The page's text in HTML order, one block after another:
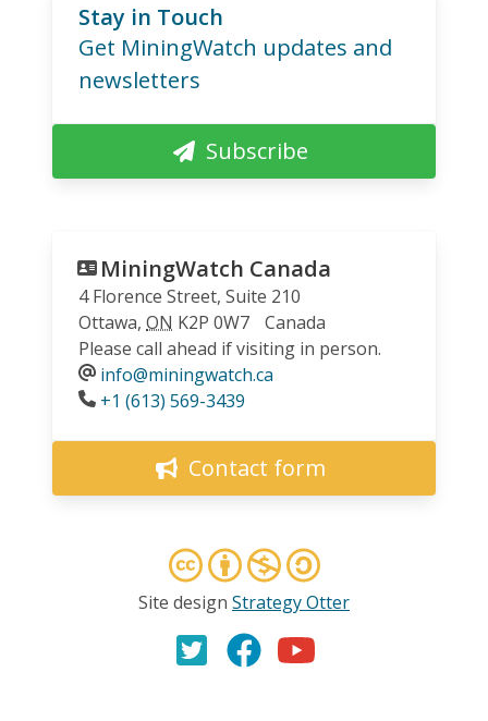
Stay in Touch
Get MiningWatch updates and
newsletters
Subscribe
MiningWatch Canada
4 Florence Street, Suite 210
Ottawa, ON K2P 0W7
Canada
Please call ahead if visiting in person.
info@miningwatch.ca
Phone
+1 (613) 569-3439
Contact form
Site design Strategy Otter